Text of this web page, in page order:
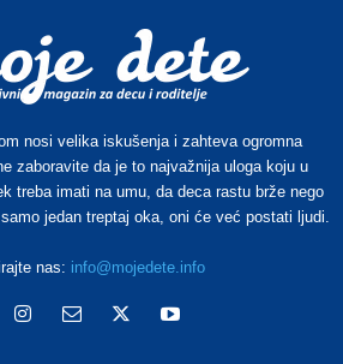
nosi velika iskušenja i zahteva ogromna
zaboravite da je to najvažnija uloga koju u
treba imati na umu, da deca rastu brže nego
jedan treptaj oka, oni će već postati ljudi.
nas: info@mojedete.info